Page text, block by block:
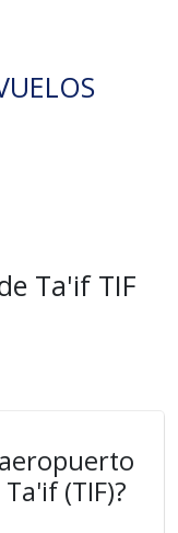
Ta'if TIF
(TIF)?